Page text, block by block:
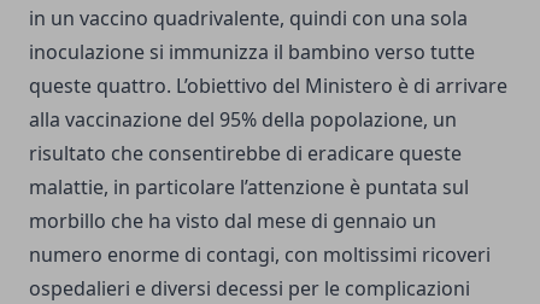
in un vaccino quadrivalente, quindi con una sola
inoculazione si immunizza il bambino verso tutte
queste quattro. L’obiettivo del Ministero è di arrivare
alla vaccinazione del 95% della popolazione, un
risultato che consentirebbe di eradicare queste
malattie, in particolare l’attenzione è puntata sul
morbillo che ha visto dal mese di gennaio un
numero enorme di contagi, con moltissimi ricoveri
ospedalieri e diversi decessi per le complicazioni